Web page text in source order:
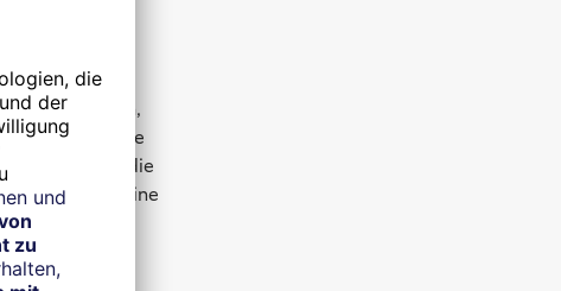
zu steigern,
wird. Eine
Sie machen die
kann als eine